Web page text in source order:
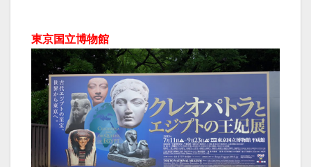
東京国立博物館